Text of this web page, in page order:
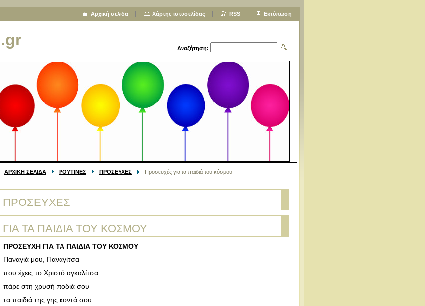
Αναζήτηση:
ΑΡΧΙΚΗ ΣΕΛΙΔΑ ΡΟΥΤΙΝΕΣ ΠΡΟΣΕΥΧΕΣ Προσευχές για τα παιδιά του κόσμου
ΠΡΟΣΕΥΧΕΣ
ΓΙΑ ΤΑ ΠΑΙΔΙΑ ΤΟΥ ΚΟΣΜΟΥ
ΠΡΟΣΕΥΧΗ ΓΙΑ ΤΑ ΠΑΙΔΙΑ ΤΟΥ ΚΟΣΜΟΥ
Παναγιά μου, Παναγίτσα
που έχεις το Χριστό αγκαλίτσα
πάρε στη χρυσή ποδιά σου
τα παιδιά της γης κοντά σου.
Αρχική σελίδα Χάρτης ιστοσελίδας RSS Εκτύπωση